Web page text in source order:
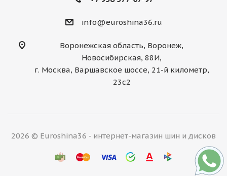
info@euroshina36.ru
Воронежская область, Воронеж,
Новосибирская, 88И,
г. Москва, Варшавское шоссе, 21-й километр,
23с2
2026 © Euroshina36 - интернет-магазин шин и дисков